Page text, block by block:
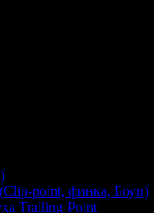
point, финка, Боуи)
Trailing-Point